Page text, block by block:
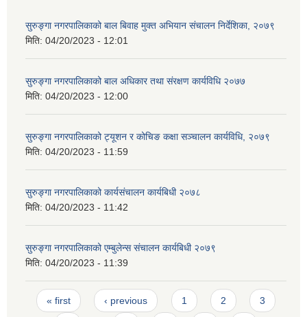
सुरुङ्गा नगरपालिकाको बाल बिवाह मुक्त अभियान संचालन निर्देशिका, २०७९
मिति: 04/20/2023 - 12:01
सुरुङ्गा नगरपालिकाको बाल अधिकार तथा संरक्षण कार्यविधि २०७७
मिति: 04/20/2023 - 12:00
सुरुङ्गा नगरपालिकाको ट्यूशन र कोचिङ कक्षा सञ्चालन कार्यविधि, २०७९
मिति: 04/20/2023 - 11:59
सुरुङ्गा नगरपालिकाको कार्यसंचालन कार्यबिधी २०७८
मिति: 04/20/2023 - 11:42
सुरुङ्गा नगरपालिकाको एम्बुलेन्स संचालन कार्यबिधी २०७९
मिति: 04/20/2023 - 11:39
Pages
« first ‹ previous 1 2 3